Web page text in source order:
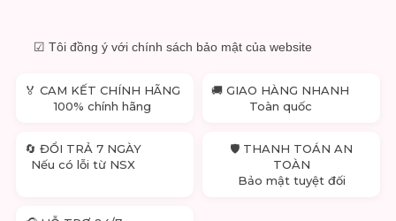
☑ Tôi đồng ý với chính sách bảo mật của website
🏅 CAM KẾT CHÍNH HÃNG
100% chính hãng
🚚 GIAO HÀNG NHANH
Toàn quốc
🔄 ĐỔI TRẢ 7 NGÀY
Nếu có lỗi từ NSX
🛡 THANH TOÁN AN
TOÀN
Bảo mật tuyệt đối